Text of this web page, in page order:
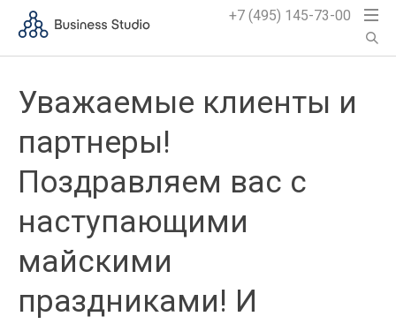
+7 (495) 145-73-00
Уважаемые клиенты и
партнеры!
Поздравляем вас с
наступающими
майскими
праздниками! И